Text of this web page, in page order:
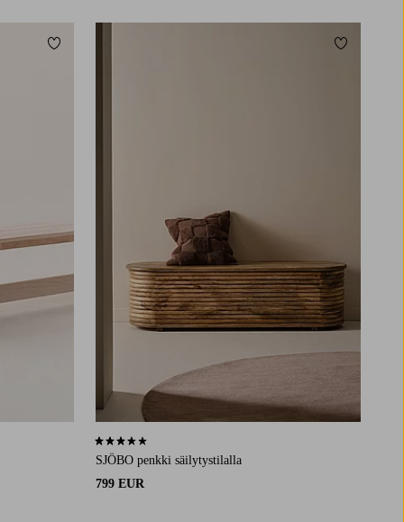
Lisää suosikkeihin
SJÖBO penkki säilytystilalla
799 EUR
3,7 perustuen 3 arvosanaan
Lisää